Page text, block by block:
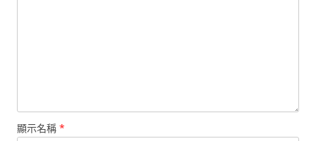
顯示名稱 *